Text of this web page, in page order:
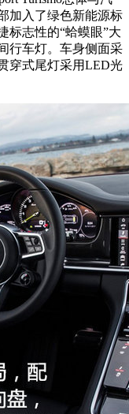
加入了绿色新能源标
标志性的“蛤蟆眼”大
行车灯。车身侧面采
穿式尾灯采用LED光